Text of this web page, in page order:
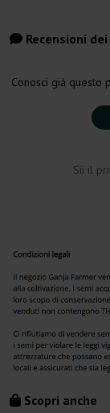
Recensioni
Conosci già questo
Sii il
Scopri anche